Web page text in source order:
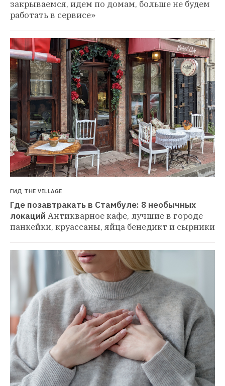
закрываемся, идем по домам, больше не будем
работать в сервисе»
ГИД THE VILLAGE
Где позавтракать в Стамбуле: 8 необычных
локаций Антикварное кафе, лучшие в городе
панкейки, круассаны, яйца бенедикт и сырники